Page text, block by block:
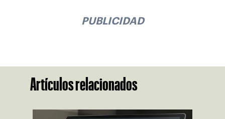
PUBLICIDAD
Artículos relacionados